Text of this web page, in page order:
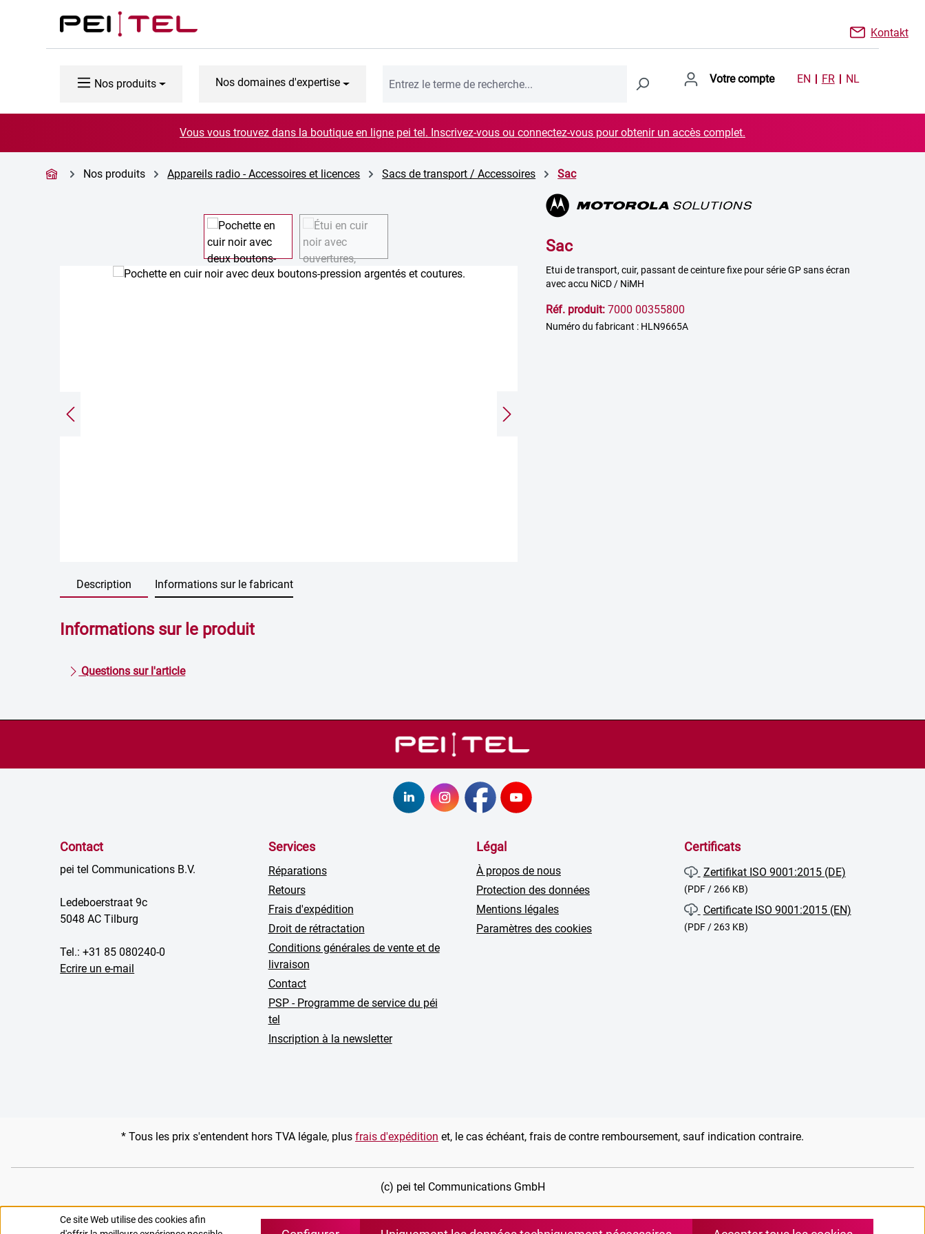
au contenu principal
Passer à la recherche
Passer à la navigation principale
Kontakt
Nos produits Nos domaines d'expertise Votre compte EN FR NL
Vous vous trouvez dans la boutique en ligne pei tel. Inscrivez-vous ou connectez-vous pour obtenir un accès complet.
Nos produits Appareils radio - Accessoires et licences Sacs de transport / Accessoires Sac
Sac
Etui de transport, cuir, passant de ceinture fixe pour série GP sans écran
avec accu NiCD / NiMH
Réf. produit: 7000 00355800
Numéro du fabricant : HLN9665A
Description Informations sur le fabricant
Informations sur le produit
Questions sur l'article
Contact
pei tel Communications B.V.
Ledeboerstraat 9c
5048 AC Tilburg
Tel.: +31 85 080240-0
Ecrire un e-mail
Services
Réparations
Retours
Frais d'expédition
Droit de rétractation
Conditions générales de vente et de
livraison
Contact
PSP - Programme de service du péi
tel
Inscription à la newsletter
Légal
À propos de nous
Protection des données
Mentions légales
Paramètres des cookies
Certificats
Zertifikat ISO 9001:2015 (DE)
(PDF / 266 KB)
Certificate ISO 9001:2015 (EN)
(PDF / 263 KB)
* Tous les prix s'entendent hors TVA légale, plus frais d'expédition et, le cas échéant, frais de contre remboursement, sauf indication contraire.
(c) pei tel Communications GmbH
Ce site Web utilise des cookies afin